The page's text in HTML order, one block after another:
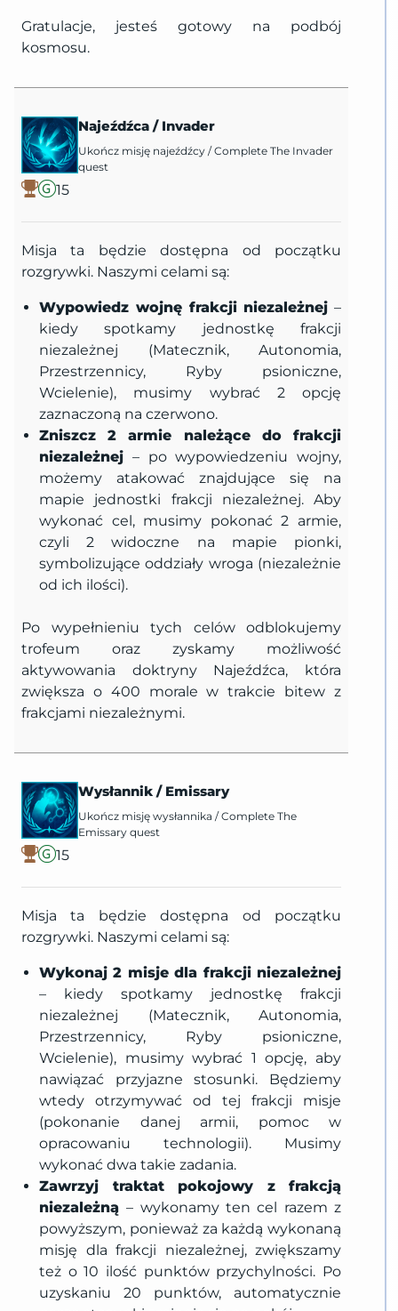
Gratulacje, jesteś gotowy na podbój
kosmosu.
15
Najeźdźca / Invader
Ukończ misję najeźdźcy /Complete The Invader
quest
Misja ta będzie dostępna od początku
rozgrywki. Naszymi celami są:
Wypowiedz wojnę frakcji niezależnej –
kiedy spotkamy jednostkę frakcji
niezależnej (Matecznik, Autonomia,
Przestrzennicy, Ryby psioniczne,
Wcielenie), musimy wybrać 2 opcję
zaznaczoną na czerwono.
Zniszcz 2 armie należące do frakcji
niezależnej – po wypowiedzeniu wojny,
możemy atakować znajdujące się na
mapie jednostki frakcji niezależnej. Aby
wykonać cel, musimy pokonać 2 armie,
czyli 2 widoczne na mapie pionki,
symbolizujące oddziały wroga (niezależnie
od ich ilości).
Po wypełnieniu tych celów odblokujemy
trofeum oraz zyskamy możliwość
aktywowania doktryny Najeźdźca, która
zwiększa o 400 morale w trakcie bitew z
frakcjami niezależnymi.
15
Wysłannik / Emissary
Ukończ misję wysłannika /Complete The
Emissary quest
Misja ta będzie dostępna od początku
rozgrywki. Naszymi celami są:
Wykonaj 2 misje dla frakcji niezależnej
– kiedy spotkamy jednostkę frakcji
niezależnej (Matecznik, Autonomia,
Przestrzennicy, Ryby psioniczne,
Wcielenie), musimy wybrać 1 opcję, aby
nawiązać przyjazne stosunki. Będziemy
wtedy otrzymywać od tej frakcji misje
(pokonanie danej armii, pomoc w
opracowaniu technologii). Musimy
wykonać dwa takie zadania.
Zawrzyj traktat pokojowy z frakcją
niezależną– wykonamy ten cel razem z
powyższym, ponieważ za każdą wykonaną
misję dla frakcji niezależnej, zwiększamy
też o 10 ilość punktów przychylności. Po
uzyskaniu 20 punktów, automatycznie